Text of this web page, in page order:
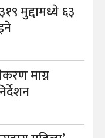
मुद्दामध्ये ६३
माग्न